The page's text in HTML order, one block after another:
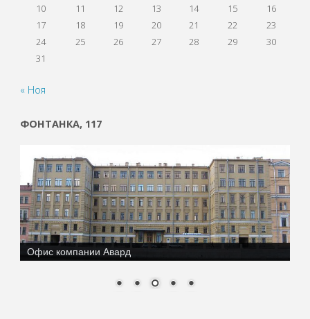
10
11 12 13 14 15
16
17
18 19 20 21 22
23
24
25 26 27 28 29
30
31
« Ноя
ФОНТАНКА, 117
Офис компании Авард